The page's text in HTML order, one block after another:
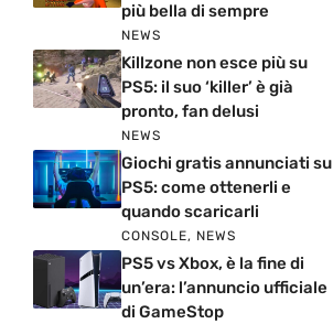
più bella di sempre
NEWS
Killzone non esce più su
PS5: il suo ‘killer’ è già
pronto, fan delusi
NEWS
Giochi gratis annunciati su
PS5: come ottenerli e
quando scaricarli
CONSOLE, NEWS
PS5 vs Xbox, è la fine di
un’era: l’annuncio ufficiale
di GameStop